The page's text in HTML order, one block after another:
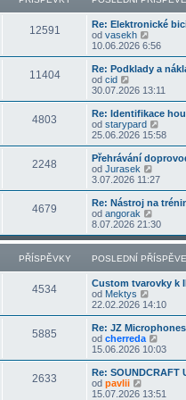
í
s
v
e
d
n
í
p
ř
í
s
ě
v
e
k
o
s
l
d
n
í
ř
í
s
p
ě
v
e
k
t
o
s
l
d
n
í
ř
í
s
ě
v
e
12591
Re: Elektronické
od vasekh
o
b
r
a
z
p
o
s
e
d
n
í
p
ř
í
s
ě
v
e
10.06.2026 6:56
11404
Re: Podklady a
od cid
o
b
r
a
z
t
p
o
s
e
d
n
í
ř
í
s
p
ě
v
e
k
30.07.2026 13:11
4803
Re: Identifikace
od starypard
o
b
r
z
t
p
o
s
l
d
n
í
ř
í
s
ě
v
e
25.06.2026 15:58
2248
Přehrávání
od Jurasek
o
b
r
z
t
p
o
s
l
d
n
í
p
ř
í
s
ě
3.07.2026 11:27
4679
Re: Nástroj na
od angorak
o
b
r
a
t
o
s
l
e
d
n
í
ř
8.07.2026 21:30
PŘÍSPĚVKY POSLEDNÍ
4534
Custom tvarovky k
od Mektys
o
b
r
a
z
t
p
o
22.02.2026 14:10
5885
Re: JZ Microphones
od cherreda
o
b
r
z
15.06.2026 10:03
2633
Re: SOUNDCRAFT
od pavlii
o
15.07.2026 13:51